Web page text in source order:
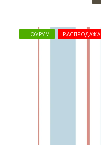
ШОУРУМ РАСПРОДАЖА